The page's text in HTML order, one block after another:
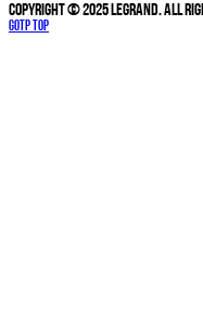
Copyright © 2025 Legrand. All
Gotp Top